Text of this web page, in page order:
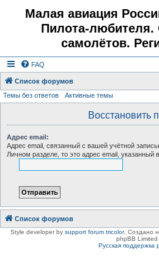
Малая авиация
Пилота-любителя.
самолётов.
FAQ
Список форумов
Темы без ответов Активные темы
Восстановить
Адрес email:
Адрес email, связанный с вашей учётной
Личном разделе, то это адрес email, указанный
Список форумов
Style developer by support forum tricolor, Создано
phpBB Limited
Русская поддержка